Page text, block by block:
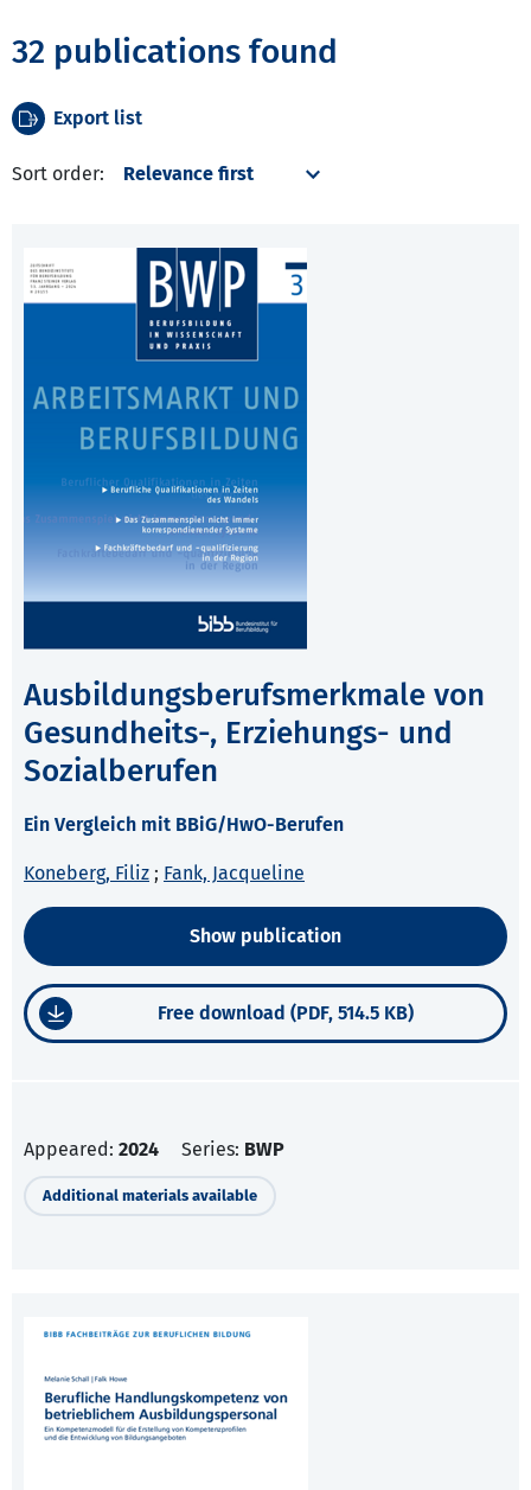
32 publications found
Export list
Sort order:
Ausbildungsberufsmerkmale von
Gesundheits-, Erziehungs- und
Sozialberufen
Ein Vergleich mit BBiG/HwO-Berufen
Koneberg, Filiz ; Fank, Jacqueline
Show publication
Free download (PDF, 514.5 KB)
Appeared: 2024 Series: BWP
Additional materials available